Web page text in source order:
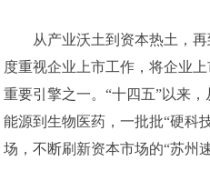
从产业沃土到资本热土，再
度重视企业上市工作，将企业
重要引擎之一。“十四五”以来
能源到生物医药，一批批“硬科
场，不断刷新资本市场的“苏州速